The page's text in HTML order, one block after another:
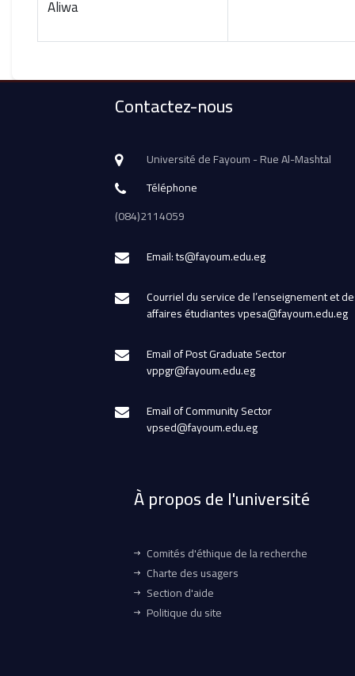
Aliwa
Contactez-nous
Université de Fayoum - Rue Al-Mashtal
Téléphone
(084)2114059
Email: ts@fayoum.edu.eg
Courriel du service de l’enseignement et
affaires étudiantes vpesa@fayoum.edu.eg
Email of Post Graduate Sector
vppgr@fayoum.edu.eg
Email of Community Sector
vpsed@fayoum.edu.eg
À propos de l'université
Comités d'éthique de la recherche
Charte des usagers
Section d'aide
Politique du site